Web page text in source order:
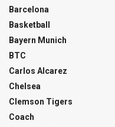
Barcelona
Basketball
Bayern Munich
BTC
Carlos Alcarez
Chelsea
Clemson Tigers
Coach